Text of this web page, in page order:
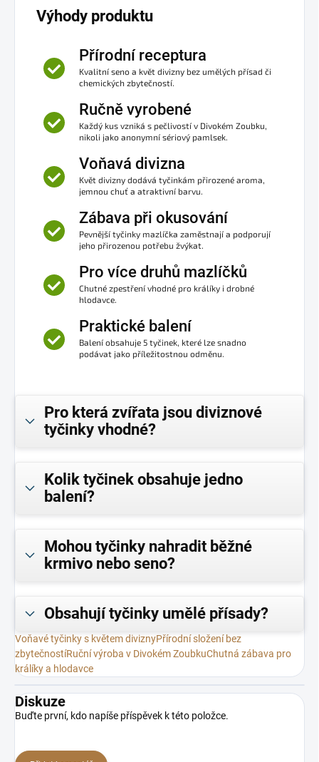
Výhody produktu
Přírodní receptura
Kvalitní seno a květ divizny bez umělých přísad či
chemických zbytečností.
Ručně vyrobené
Každý kus vzniká s pečlivostí v Divokém Zoubku,
nikoli jako anonymní sériový pamlsek.
Voňavá divizna
Květ divizny dodává tyčinkám přirozené aroma,
jemnou chuť a atraktivní barvu.
Zábava při okusování
Pevnější tyčinky mazlíčka zaměstnají a podporují
jeho přirozenou potřebu žvýkat.
Pro více druhů mazlíčků
Chutné zpestření vhodné pro králíky i drobné
hlodavce.
Praktické balení
Balení obsahuje 5 tyčinek, které lze snadno
podávat jako příležitostnou odměnu.
Pro která zvířata jsou diviznové
tyčinky vhodné?
Kolik tyčinek obsahuje jedno
balení?
Mohou tyčinky nahradit běžné
krmivo nebo seno?
Obsahují tyčinky umělé přísady?
Voňavé tyčinky s květem diviznyPřírodní složení bez
zbytečnostíRuční výroba v Divokém ZoubkuChutná zábava pro
králíky a hlodavce
Diskuze
Buďte první, kdo napíše příspěvek k této položce.